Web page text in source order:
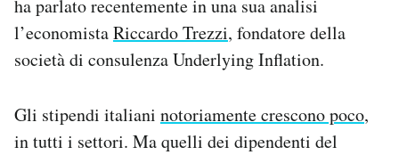
ha parlato recentemente in una sua analisi
l’economistaRiccardo Trezzi, fondatore della
società di consulenza Underlying Inflation.
Gli stipendi italiani notoriamente crescono poco,
in tutti i settori. Ma quelli dei dipendenti del